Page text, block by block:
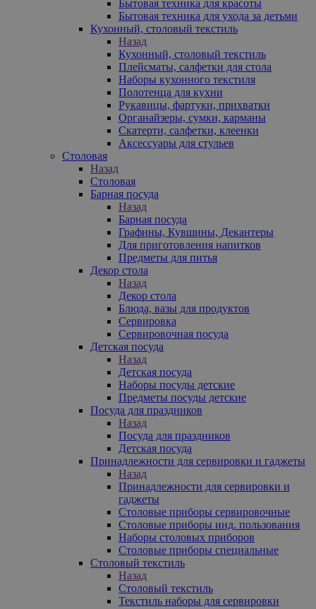
Бытовая техника для красоты
Бытовая техника для ухода за детьми
Кухонный, столовый текстиль
Назад
Кухонный, столовый текстиль
Плейсматы, салфетки для стола
Наборы кухонного текстиля
Полотенца для кухни
Рукавицы, фартуки, прихватки
Органайзеры, сумки, карманы
Скатерти, салфетки, клеенки
Аксессуары для стульев
Столовая
Назад
Столовая
Барная посуда
Назад
Барная посуда
Графины, Кувшины, Декантеры
Для приготовления напитков
Предметы для питья
Декор стола
Назад
Декор стола
Блюда, вазы для продуктов
Сервировка
Сервировочная посуда
Детская посуда
Назад
Детская посуда
Наборы посуды детские
Предметы посуды детские
Посуда для праздников
Назад
Посуда для праздников
Детская посуда
Принадлежности для сервировки и гаджеты
Назад
Принадлежности для сервировки и
гаджеты
Столовые приборы сервировочные
Столовые приборы инд. пользования
Наборы столовых приборов
Столовые приборы специальные
Столовый текстиль
Назад
Столовый текстиль
Текстиль наборы для сервировки